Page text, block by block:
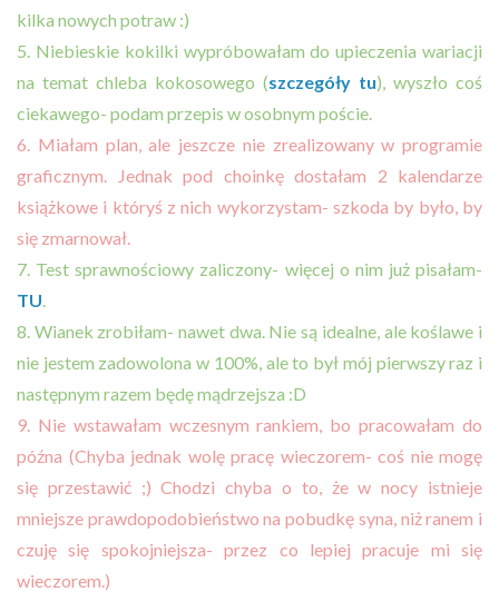
kilka nowych potraw :)
5. Niebieskie kokilki wypróbowałam do upieczenia wariacji
na temat chleba kokosowego (szczegóły tu), wyszło coś
ciekawego- podam przepis w osobnym poście.
6. Miałam plan, ale jeszcze nie zrealizowany w programie
graficznym. Jednak pod choinkę dostałam 2 kalendarze
książkowe i któryś z nich wykorzystam- szkoda by było, by
się zmarnował.
7. Test sprawnościowy zaliczony- więcej o nim już pisałam-
TU
8. Wianek zrobiłam- nawet dwa. Nie są idealne, ale koślawe i
nie jestem zadowolona w 100%, ale to był mój pierwszy raz i
następnym razem będę mądrzejsza :D
9. Nie wstawałam wczesnym rankiem, bo pracowałam do
późna (Chyba jednak wolę pracę wieczorem- coś nie mogę
się przestawić ;) Chodzi chyba o to, że w nocy istnieje
mniejsze prawdopodobieństwo na pobudkę syna, niż ranem i
czuję się spokojniejsza- przez co lepiej pracuje mi się
wieczorem.)